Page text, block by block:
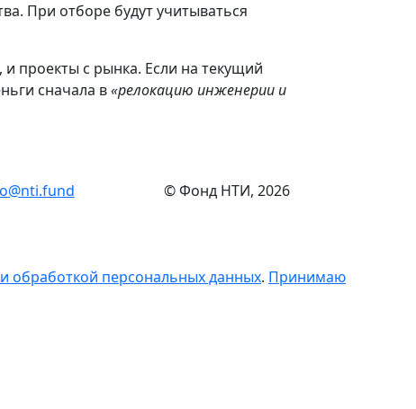
При отборе будут учитываться
проекты с рынка. Если на текущий
сначала в«релокацию инженерии и
© Фонд НТИ, 2026
обработкой персональных данных. Принимаю